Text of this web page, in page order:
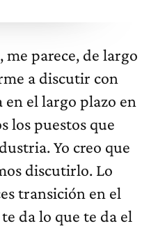
parece, de largo
a discutir con
el largo plazo en
los puestos que
Yo creo que
discutirlo. Lo
transición en el
da lo que te da el